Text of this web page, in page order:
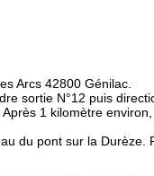
Arcs 42800 Génilac.
sortie N°12 puis
1 kilomètre
du pont sur la Durèze.